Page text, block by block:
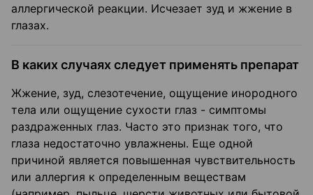
аллергической реакции. Исчезает зуд и жжение в
глазах.
В каких случаях следует применять препарат
Жжение, зуд, слезотечение, ощущение инородного
тела или ощущение сухости глаз - симптомы
раздраженных глаз. Часто это признак того, что
глаза недостаточно увлажнены. Еще одной
причиной является повышенная чувствительность
или аллергия к определенным веществам